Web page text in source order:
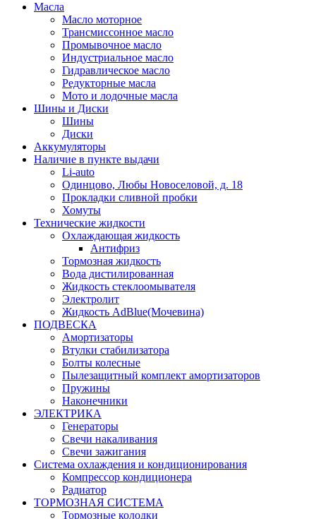
Масла
Масло моторное
Трансмиссонное масло
Промывочное масло
Индустриальное масло
Гидравлическое масло
Редукторные масла
Мото и лодочные масла
Шины и Диски
Шины
Диски
Аккумуляторы
Наличие в пункте выдачи
Li-auto
Одинцово, Любы Новоселовой, д. 18
Прокладки сливной пробки
Хомуты
Технические жидкости
Охлаждающая жидкость
Антифриз
Тормозная жидкость
Вода дистилированная
Жидкость стеклоомывателя
Электролит
Жидкость AdBlue(Мочевина)
ПОДВЕСКА
Амортизаторы
Втулки стабилизатора
Болты колесные
Пылезащитный комплект амортизаторов
Пружины
Наконечники
ЭЛЕКТРИКА
Генераторы
Свечи накаливания
Свечи зажигания
Система охлаждения и кондиционирования
Компрессор кондиционера
Радиатор
ТОРМОЗНАЯ СИСТЕМА
Тормозные колодки